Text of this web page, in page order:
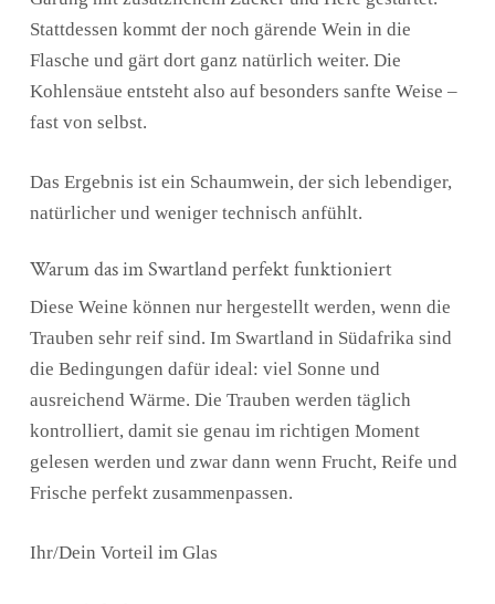
Stattdessen kommt der noch gärende Wein in die
Flasche und gärt dort ganz natürlich weiter. Die
Kohlensäue entsteht also auf besonders sanfte Weise –
fast von selbst.
Das Ergebnis ist ein Schaumwein, der sich lebendiger,
natürlicher und weniger technisch anfühlt.
Warum das im Swartland perfekt funktioniert
Diese Weine können nur hergestellt werden, wenn die
Trauben sehr reif sind. Im Swartland in Südafrika sind
die Bedingungen dafür ideal: viel Sonne und
ausreichend Wärme. Die Trauben werden täglich
kontrolliert, damit sie genau im richtigen Moment
gelesen werden und zwar dann wenn Frucht, Reife und
Frische perfekt zusammenpassen.
Ihr/Dein Vorteil im Glas